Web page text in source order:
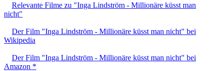
Relevante Filme zu "Inga Lindström - Millionäre küsst man
nicht"
Der Film "Inga Lindström - Millionäre küsst man nicht" bei
Wikipedia
Der Film "Inga Lindström - Millionäre küsst man nicht" bei
Amazon *